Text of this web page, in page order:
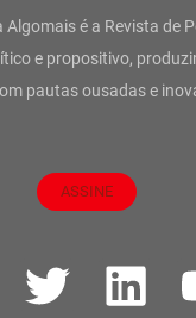
Algomais é a Revista de
e propositivo,
pautas ousadas e
ASSINE
T
L